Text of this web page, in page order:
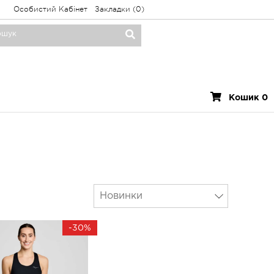
Особистий Кабінет Закладки (0)
Кошик 0
Новинки
-30%